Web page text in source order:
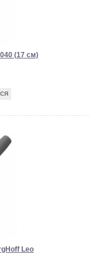
(17 см)
Leo